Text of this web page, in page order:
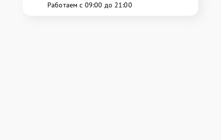
Работаем с 09:00 до 21:00